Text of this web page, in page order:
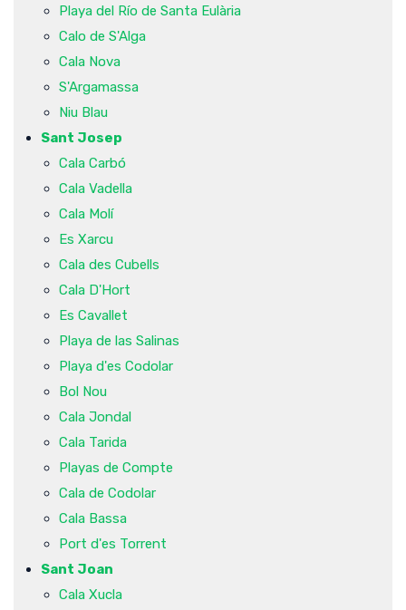
Playa del Río de Santa Eulària
Calo de S'Alga
Cala Nova
S'Argamassa
Niu Blau
Sant Josep
Cala Carbó
Cala Vadella
Cala Molí
Es Xarcu
Cala des Cubells
Cala D'Hort
Es Cavallet
Playa de las Salinas
Playa d'es Codolar
Bol Nou
Cala Jondal
Cala Tarida
Playas de Compte
Cala de Codolar
Cala Bassa
Port d'es Torrent
Sant Joan
Cala Xucla